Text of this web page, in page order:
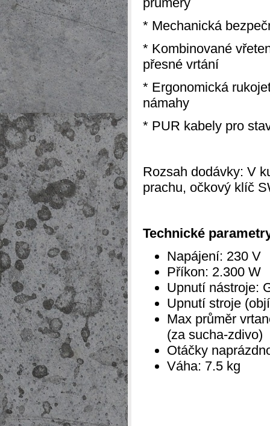
* Mechanická
* Kombinované
přesné vrtání
* Ergonomická
námahy
* PUR kabely pro
Rozsah dodávky: V
prachu, očkový klíč
Technické
Napájení: 230 V
Příkon: 2.300 W
Upnutí nástroje:
Upnutí stroje
Max průměr
(za sucha-zdivo)
Otáčky
Váha: 7.5 kg